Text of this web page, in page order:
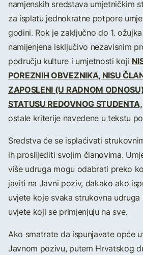
namjenskih sredstava umjetničkim
za isplatu jednokratne potpore
godini. Rok je zaključno do 1.
namijenjena isključivo nezavisnim
području kulture i umjetnosti koji
POREZNIH OBVEZNIKA, NISU
ZAPOSLENI (U RADNOM
STATUSU REDOVNOG STUDENTA,
ostale kriterije navedene u tekstu
Sredstva će se isplaćivati
ih proslijediti svojim članovima.
više udruga mogu odabrati preko
javiti na Javni poziv, dakako ako
uvjete koje svaka strukovna
uvjete koji se primjenjuju na sve.
Ako smatrate da ispunjavate opće
Javnom pozivu, putem Hrvatskog